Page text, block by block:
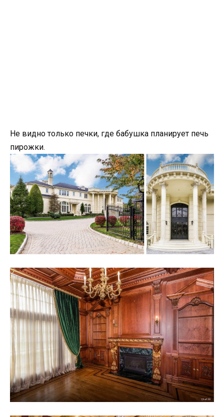
Не видно только печки, где бабушка планирует печь
пирожки.